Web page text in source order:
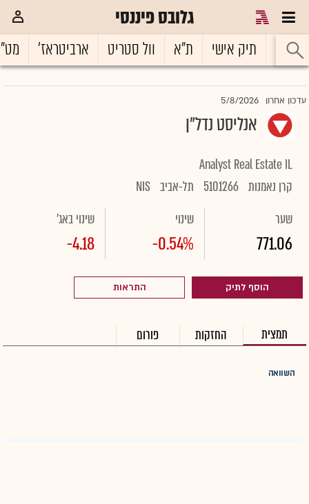
גלובס פיננסי
ראשי תיק אישי ת"א וול סטריט ארביטראז'
עדכון אחרון 5/8/2026
אנליסט נדל"ן
Analyst Real Estate IL
קרן נאמנות 5101266 תל-אביב NIS
שער
771.06
שינוי
-0.54%
שינוי באג'
-4.18
הוסף לתיק התראות
תמצית החזקות פורום
השוואה